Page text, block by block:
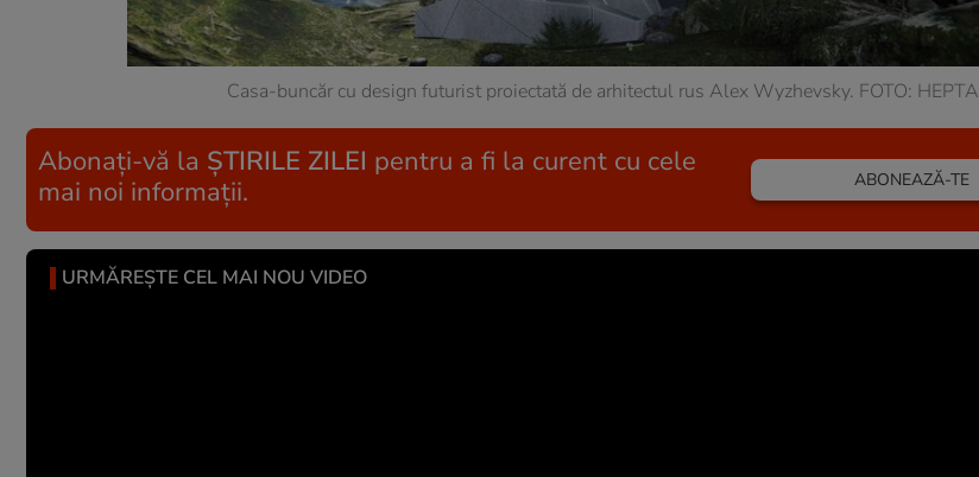
Casa-buncăr cu design futurist proiectată de arhitectul rus Alex Wyzhevsky. FOTO: HEPTA
Abonați-vă la ȘTIRILE ZILEI pentru a fi la curent cu cele
mai noi informații.
ABONEAZĂ-TE
URMĂREȘTE CEL MAI NOU VIDEO